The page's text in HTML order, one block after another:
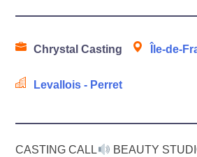
Chrystal Casting Île-de-
Levallois - Perret
CASTING CALL
BEAUTY